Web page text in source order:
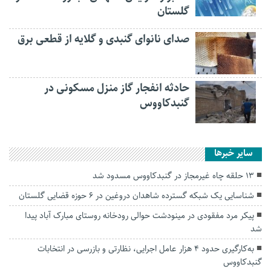
گلستان
صدای نانوای گنبدی و گلایه از قطعی برق
حادثه انفجار گاز منزل مسکونی در
گنبدکاووس
سایر خبرها
۱۳ حلقه چاه غیرمجاز در گنبدکاووس مسدود شد
شناسایی یک شبکه گسترده شاهدان دروغین در ۶ حوزه قضایی گلستان
پیکر مرد مفقودی در مینودشت حوالی رودخانه روستای مبارک آباد پیدا
شد
به‌کارگیری حدود ۴ هزار عامل اجرایی، نظارتی و بازرسی در انتخابات
گنبدکاووس